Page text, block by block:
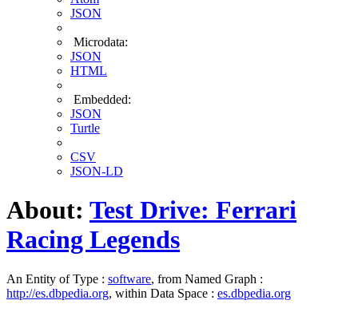
JSON
Microdata:
JSON
HTML
Embedded:
JSON
Turtle
CSV
JSON-LD
About: Test Drive: Ferrari
Racing Legends
An Entity of Type : software, from Named Graph :
http://es.dbpedia.org, within Data Space : es.dbpedia.org